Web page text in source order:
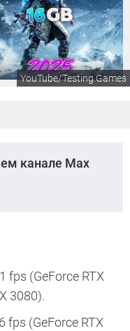
YouTube/Testing Games
канале Max
fps (GeForce RTX
3080).
fps (GeForce RTX